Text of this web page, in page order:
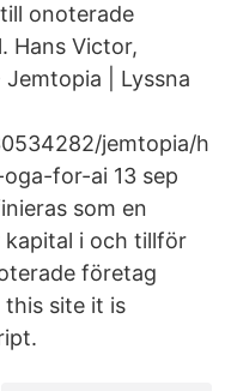
onoterade
Hans Victor,
| Lyssna
jemtopia/h
for-ai 13 sep
som en
kapital i och tillför
företag
site it is